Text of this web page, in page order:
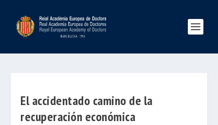
El accidentado camino de la
recuperación económica